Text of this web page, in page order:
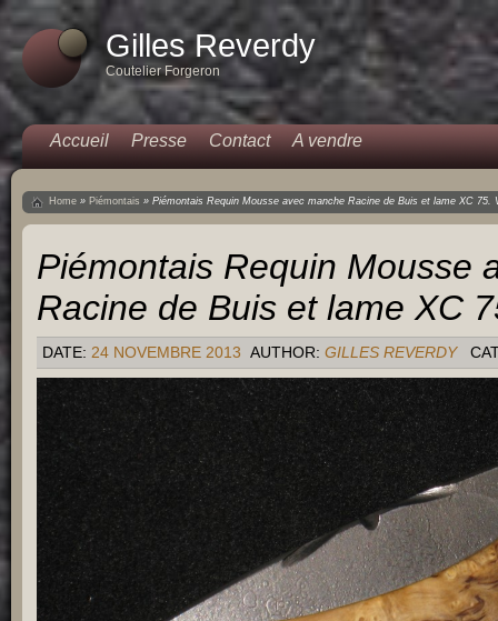
Gilles Reverdy
Coutelier Forgeron
Accueil Presse Contact A vendre
Home » Piémontais » Piémontais Requin Mousse avec manche Racine de Buis et lame XC 75.
Piémontais Requin Mousse
Racine de Buis et lame XC
DATE: 24 NOVEMBRE 2013 AUTHOR: GILLES REVERDY